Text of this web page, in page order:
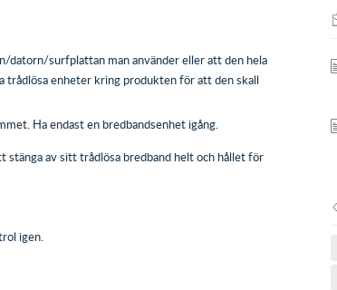
datorn/surfplattan man använder eller att den hela
trådlösa enheter kring produkten för att den skall
Ha endast en bredbandsenhet igång.
av sitt trådlösa bredband helt och hållet för
igen.